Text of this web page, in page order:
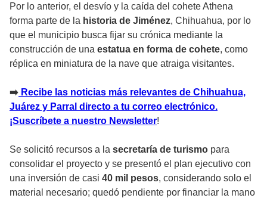
Por lo anterior, el desvío y la caída del cohete Athena
forma parte de la historia de Jiménez, Chihuahua, por lo
que el municipio busca fijar su crónica mediante la
construcción de una estatua en forma de cohete, como
réplica en miniatura de la nave que atraiga visitantes.
➡️ Recibe las noticias más relevantes de Chihuahua,
Juárez y Parral directo a tu correo electrónico.
¡Suscríbete a nuestro Newsletter!
Se solicitó recursos a la secretaría de turismo para
consolidar el proyecto y se presentó el plan ejecutivo con
una inversión de casi 40 mil pesos, considerando solo el
material necesario; quedó pendiente por financiar la mano